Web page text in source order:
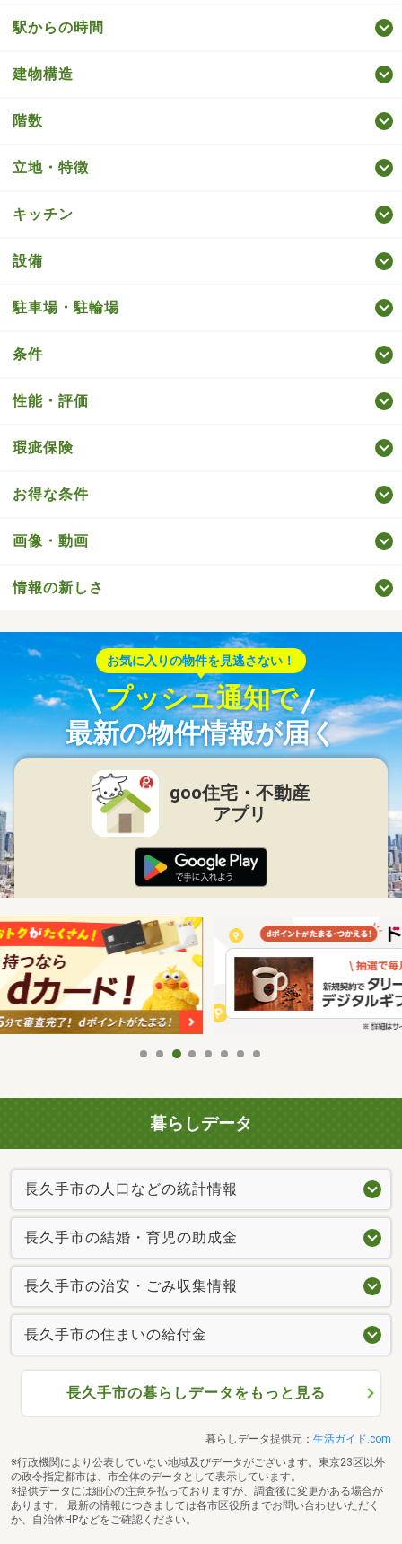
駅からの時間
建物構造
階数
立地・特徴
キッチン
設備
駐車場・駐輪場
条件
性能・評価
瑕疵保険
お得な条件
画像・動画
情報の新しさ
お気に入りの物件を見逃さない！
プッシュ通知で
最新の物件情報が届く
goo住宅・不動産
アプリ
暮らしデータ
長久手市の人口などの統計情報
長久手市の結婚・育児の助成金
長久手市の治安・ごみ収集情報
長久手市の住まいの給付金
長久手市の暮らしデータをもっと見る
暮らしデータ提供元： 生活ガイド.com
※行政機関により公表していない地域及びデータがございます。東京23区以外
の政令指定都市は、市全体のデータとして表示しています。
※提供データには細心の注意を払っておりますが、調査後に変更がある場合が
あります。 最新の情報につきましては各市区役所までお問い合わせいただく
か、自治体HPなどをご確認ください。